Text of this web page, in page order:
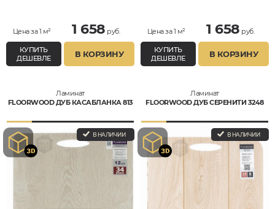
Цена за 1 м² 1 658 руб.
КУПИТЬ
ДЕШЕВЛЕ
В КОРЗИНУ
Цена за 1 м² 1 658 руб.
КУПИТЬ
ДЕШЕВЛЕ
В КОРЗИНУ
Ламинат
FLOORWOOD ДУБ КАСАБЛАНКА 813
В НАЛИЧИИ
Ламинат
FLOORWOOD ДУБ СЕРЕНИТИ 3248
В НАЛИЧИИ